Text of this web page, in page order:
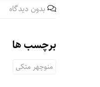
بدون دیدگاه
برچسب ها
منوچهر متکی